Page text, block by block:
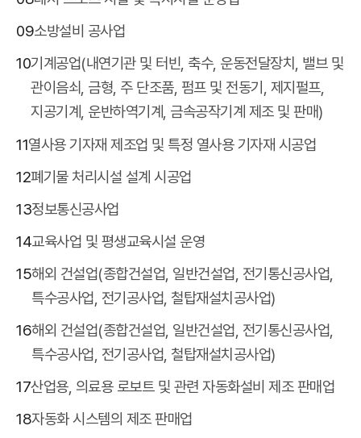
09소방설비 공사업
10기계공업(내연기관 및 터빈, 축수, 운동전달장치, 밸브 및
관이음쇠, 금형, 주 단조품, 펌프 및 전동기, 제지펄프,
지공기계, 운반하역기계, 금속공작기계 제조 및 판매)
11열사용 기자재 제조업 및 특정 열사용 기자재 시공업
12폐기물 처리시설 설계 시공업
13정보통신공사업
14교육사업 및 평생교육시설 운영
15해외 건설업(종합건설업, 일반건설업, 전기통신공사업,
특수공사업, 전기공사업, 철탑재설치공사업)
16해외 건설업(종합건설업, 일반건설업, 전기통신공사업,
특수공사업, 전기공사업, 철탑재설치공사업)
17산업용, 의료용 로보트 및 관련 자동화설비 제조 판매업
18자동화 시스템의 제조 판매업